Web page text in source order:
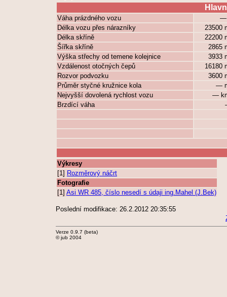
Váha prázdného vozu
—
Délka vozu přes nárazníky
23500
Délka skříně
22200
Šířka skříně
2865
Výška střechy od temene kolejnice
3933
Vzdálenost otočných čepů
16180
Rozvor podvozku
3600
Průměr styčné kružnice kola
—
Nejvyšší dovolená rychlost vozu
—
Brzdící váha
Výkresy
[1] Rozměrový náčrt
Fotografie
[1] Asi WR 485, číslo nesedí s údaji ing.Mahel (J.Bek)
Poslední modifikace: 26.2.2012 20:35:55
Verze 0.9.7 (beta)
© jub 2004